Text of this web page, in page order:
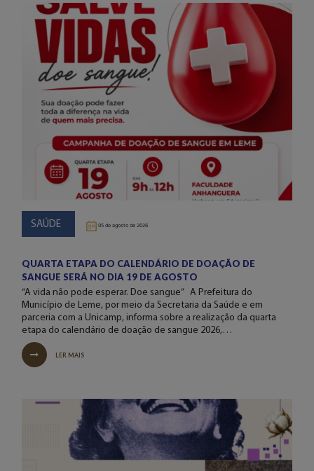
SAÚDE 05 de agosto de 2026
QUARTA ETAPA DO CALENDÁRIO DE DOAÇÃO DE
SANGUE SERÁ NO DIA 19 DE AGOSTO
“A vida não pode esperar. Doe sangue” A Prefeitura do
Município de Leme, por meio da Secretaria da Saúde e em
parceria com a Unicamp, informa sobre a realização da quarta
etapa do calendário de doação de sangue 2026,…
LER MAIS